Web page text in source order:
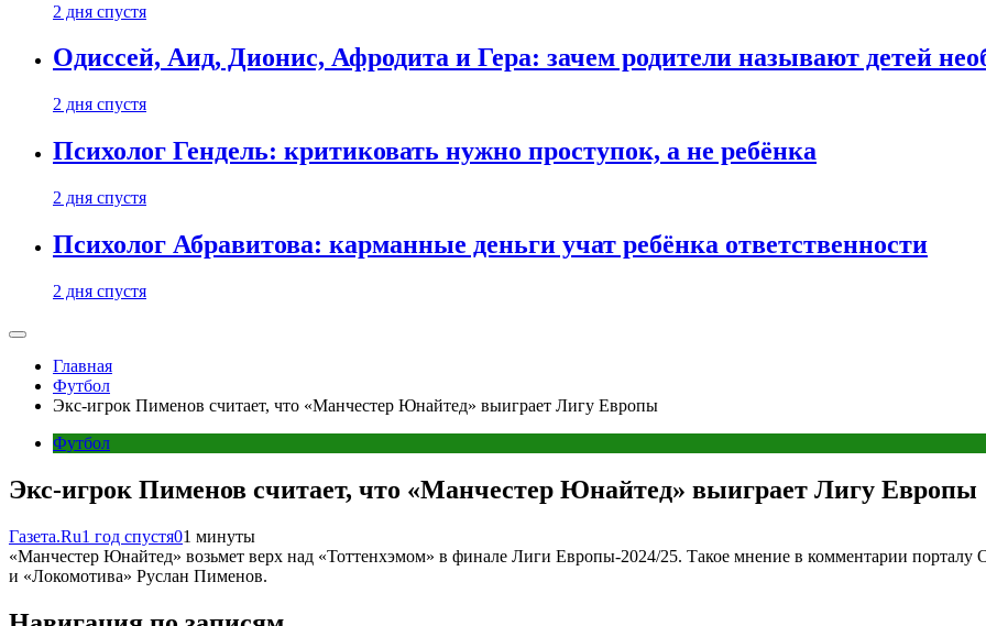
2 дня спустя
Одиссей, Аид, Дионис, Афродита и Гера: зачем родители называют детей
2 дня спустя
Психолог Гендель: критиковать нужно проступок, а не ребёнка
2 дня спустя
Психолог Абравитова: карманные деньги учат ребёнка ответственности
2 дня спустя
Главная
Футбол
Экс-игрок Пименов считает, что «Манчестер Юнайтед» выиграет Лигу Европы
Футбол
Экс-игрок Пименов считает, что «Манчестер Юнайтед» выиграет Лигу Европы
Газета.Ru1 год спустя01 минуты
«Манчестер Юнайтед» возьмет верх над «Тоттенхэмом» в финале Лиги Европы-2024/25. Такое мнение в комментарии
и «Локомотива» Руслан Пименов.